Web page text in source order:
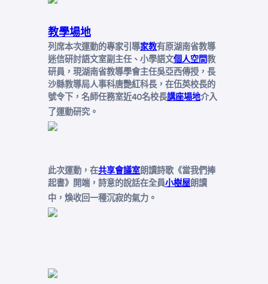
教學場地
列席本次運動的專家引導家教有原湖南省教導
迷信研討語文室副主任、小學語文個人空間教
研員，現湖南省教導學會主任吳亞西傳授，長
沙縣教導局人事科唐艷紅科長，在伍英校長的
號令下，名師任務室近40名校長講座場地介入
了運動研究。
此次運動，在共享會議室朗讀詩歌《當我們捧
起書》開端，詩意的說話在全員小樹屋朗讀
中，煥收回一種沉寂的氣力。